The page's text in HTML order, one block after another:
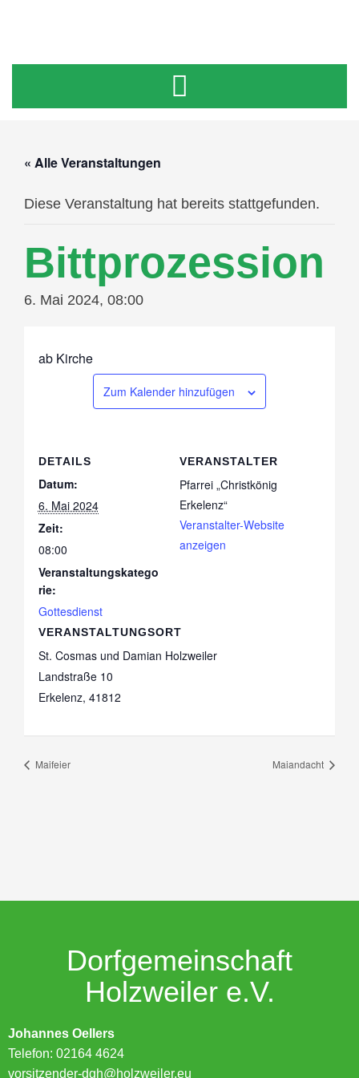
« Alle Veranstaltungen
Diese Veranstaltung hat bereits stattgefunden.
Bittprozession
6. Mai 2024, 08:00
ab Kirche
Zum Kalender hinzufügen
DETAILS
Datum:
6. Mai 2024
Zeit:
08:00
Veranstaltungskatego
rie:
Gottesdienst
VERANSTALTUNGSORT
St. Cosmas und Damian Holzweiler
Landstraße 10
Erkelenz, 41812
VERANSTALTER
Pfarrei „Christkönig
Erkelenz“
Veranstalter-Website
anzeigen
Maifeier Maiandacht
Dorfgemeinschaft
Holzweiler e.V.
Johannes Oellers
Telefon: 02164 4624
vorsitzender-dgh@holzweiler.eu